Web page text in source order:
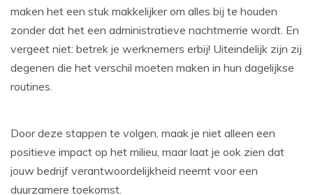
maken het een stuk makkelijker om alles bij te houden
zonder dat het een administratieve nachtmerrie wordt. En
vergeet niet: betrek je werknemers erbij! Uiteindelijk zijn zij
degenen die het verschil moeten maken in hun dagelijkse
routines.
Door deze stappen te volgen, maak je niet alleen een
positieve impact op het milieu, maar laat je ook zien dat
jouw bedrijf verantwoordelijkheid neemt voor een
duurzamere toekomst.